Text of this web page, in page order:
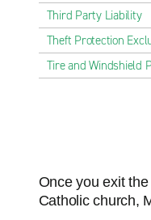
Third Party Liability
Theft Protection
Tire and Windshield
Once you exit
Catholic church,